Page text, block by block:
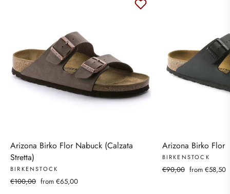
Arizona Birko Flor Nabuck (Calzata
Stretta)
BIRKENSTOCK
Regular
€100,00 Sale
from €65,00
Arizona Birko Flor
BIRKENSTOCK
Regular
€90,00 Sale
from €58,50